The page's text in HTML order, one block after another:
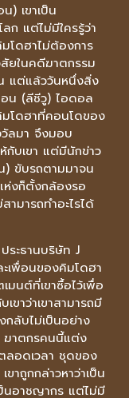
) เขาเป็น
ก แต่ไม่มีใครรู้ว่า
โดฮาไม่ต้องการ
ยในคดีฆาตกรรม
แต่แล้ววันหนึ่งสิ่ง
อน (ลีชีวู) ไอดอล
โดฮาที่คอนโดของ
วัลมา จึงมอบ
กับเขา แต่มีนักข่าว
) ขับรถตามมาจน
งก็ตั้งกล้องรอ
มารถทำอะไรได้
ะธานบริษัท J
เพื่อนของคิมโดฮา
มนต์ที่เขาซื้อไว้เพื่อ
ขาว่าเขาสามารถมี
ลับไม่เป็นอย่าง
ฆาตกรคนนี้แต่ง
ลอดเวลา ชุดของ
าถูกกล่าวหาว่าเป็น
นอาชญากร แต่ไม่มี